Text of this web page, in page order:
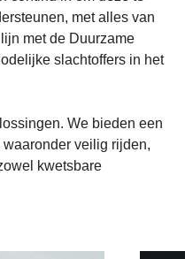
met alles van
met de Duurzame
slachtoffers in het
We bieden een
veilig rijden,
kwetsbare